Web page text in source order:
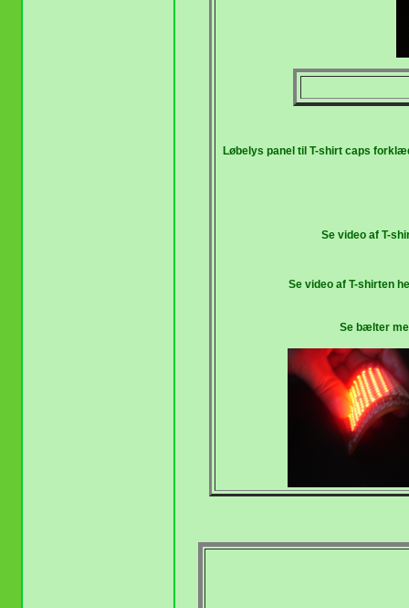
Løbelys panel til T-shirt caps
Se video af T-
Se video af T-shirten
Se bælter